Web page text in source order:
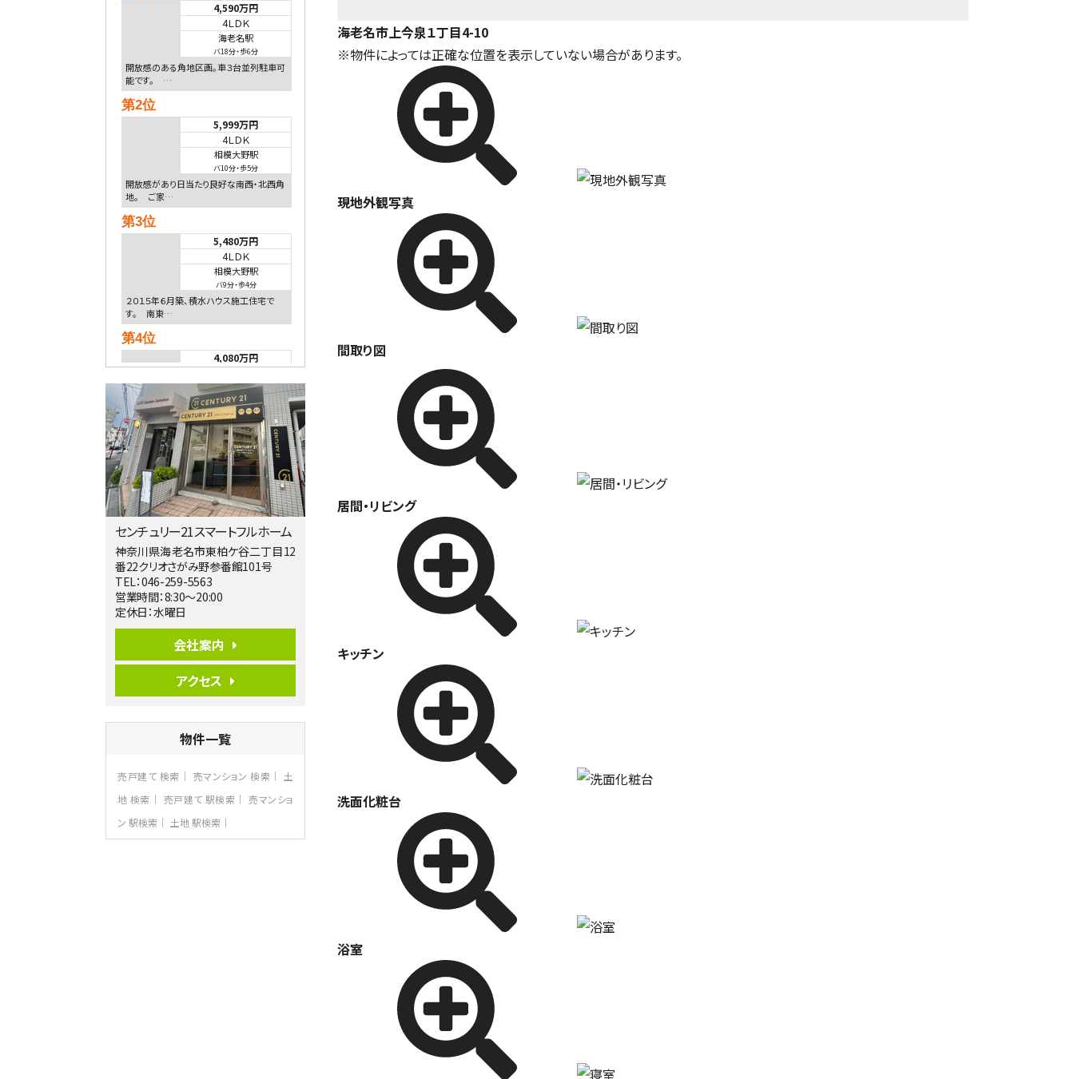
4,590万円
4ＬＤＫ
海老名駅
バ18分・歩6分
開放感のある角地区画。車３台並列駐車可
能です。 …
第2位
5,999万円
4ＬＤＫ
相模大野駅
バ10分・歩5分
開放感があり日当たり良好な南西・北西角
地。 ご家…
第3位
5,480万円
4ＬＤＫ
相模大野駅
バ9分・歩4分
２０１５年６月築、積水ハウス施工住宅で
す。 南東…
第4位
4,080万円
淵野辺駅
歩17分
南側道路に面しており日当たり良好。 キ
ッチンから…
第5位
3,680万円
4ＬＤＫ
橋本駅
バ19分・歩8分
開放感があり日当たり良好な南西・北西角
地区画。 …
第6位
3,680万円
ご家族が集まるLDKは１７．５帖とゆとりあ
る広さ…
4ＳＬＤＫ
海老名駅
並列2台駐…
第8位
3,990万円
4ＬＤＫ
センチュリー21スマートフルホーム
神奈川県海老名市東柏ケ谷二丁目12
番22クリオさがみ野参番館101号
TEL：046-259-5563
営業時間：8:30～20:00
定休日：水曜日
会社案内
アクセス
物件一覧
売戸建て 検索 売マンション 検索
土
地 検索
売戸建て 駅検索
売マンショ
ン 駅検索
土地 駅検索
海老名市上今泉１丁目4-10
※物件によっては正確な位置を表示していない場合があります。
現地外観写真
間取り図
居間・リビング
キッチン
洗面化粧台
浴室